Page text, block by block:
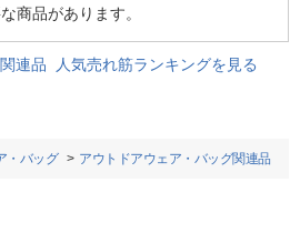
商品があります。
連品 人気売れ筋ランキングを見る
・バッグ アウトドアウェア・バッグ関連品